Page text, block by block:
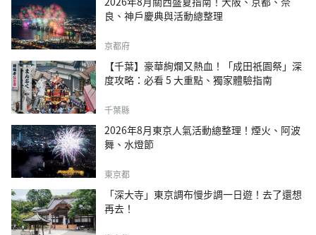
良、神戶慶典與活動總整理
京都府
【千葉】豪華絢爛又熱血！「成田祇園祭」深
度攻略：必看 5 大重點、獨家體驗指南
千葉縣
2026年8月東京人氣活動總整理！煙火、阿波
舞、水燈節
東京都
「深大寺」東京調布慢步調一日遊！去了還想
再去！